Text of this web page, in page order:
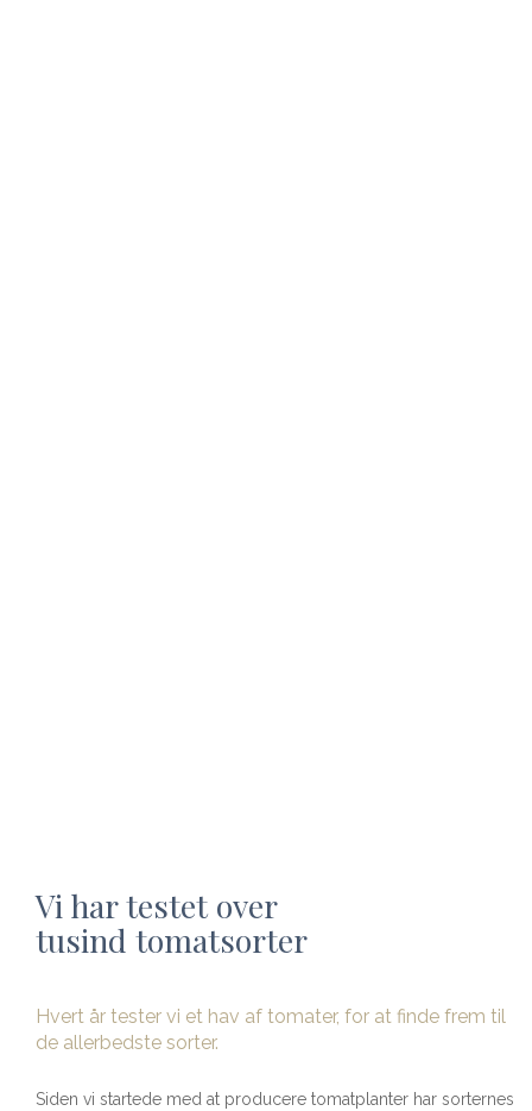
Vi har testet over
tusind tomatsorter
Hvert år tester vi et hav af tomater, for at finde frem til
de allerbedste sorter.
Siden vi startede med at producere tomatplanter har sorternes